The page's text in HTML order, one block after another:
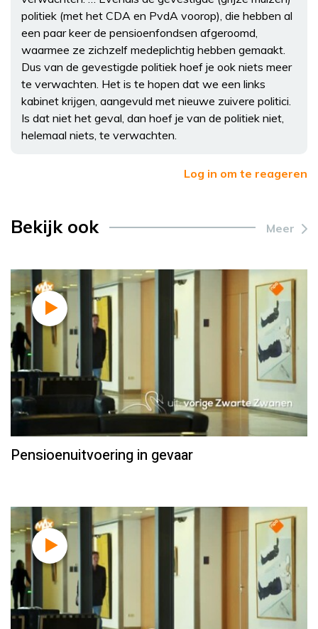
politiek (met het CDA en PvdA voorop), die hebben al
een paar keer de pensioenfondsen afgeroomd,
waarmee ze zichzelf medeplichtig hebben gemaakt.
Dus van de gevestigde politiek hoef je ook niets meer
te verwachten. Het is te hopen dat we een links
kabinet krijgen, aangevuld met nieuwe zuivere politici.
Is dat niet het geval, dan hoef je van de politiek niet,
helemaal niets, te verwachten.
Log in om te reageren
Bekijk ook Meer
Pensioenuitvoering in gevaar